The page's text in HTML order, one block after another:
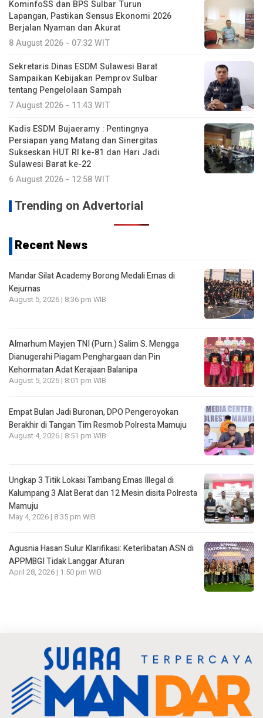
KominfoSS dan BPS Sulbar Turun
Lapangan, Pastikan Sensus Ekonomi 2026
Berjalan Nyaman dan Akurat
8 August 2026 - 07:32 WIT
Sekretaris Dinas ESDM Sulawesi Barat
Sampaikan Kebijakan Pemprov Sulbar
tentang Pengelolaan Sampah
7 August 2026 - 11:43 WIT
Kadis ESDM Bujaeramy : Pentingnya
Persiapan yang Matang dan Sinergitas
Sukseskan HUT RI ke-81 dan Hari Jadi
Sulawesi Barat ke-22
6 August 2026 - 12:58 WIT
Trending on Advertorial
Recent News
Mandar Silat Academy Borong Medali Emas di
Kejurnas
August 5, 2026 | 8:36 pm WIB
Almarhum Mayjen TNI (Purn.) Salim S. Mengga
Dianugerahi Piagam Penghargaan dan Pin
Kehormatan Adat Kerajaan Balanipa
August 5, 2026 | 8:01 pm WIB
Empat Bulan Jadi Buronan, DPO Pengeroyokan
Berakhir di Tangan Tim Resmob Polresta Mamuju
August 4, 2026 | 8:51 pm WIB
Ungkap 3 Titik Lokasi Tambang Emas Illegal di
Kalumpang 3 Alat Berat dan 12 Mesin disita Polresta
Mamuju
May 4, 2026 | 8:35 pm WIB
Agusnia Hasan Sulur Klarifikasi: Keterlibatan ASN di
APPMBGI Tidak Langgar Aturan
April 28, 2026 | 1:50 pm WIB